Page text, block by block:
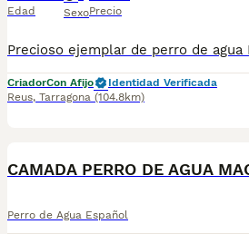
Edad SexoPrecio
CriadorCon Afijo
Identidad Verificada
Reus, Tarragona (104.8km)
CAMADA PERRO DE AGUA
Perro de Agua Español